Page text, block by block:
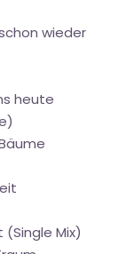
wieder
heute
(Single Mix)